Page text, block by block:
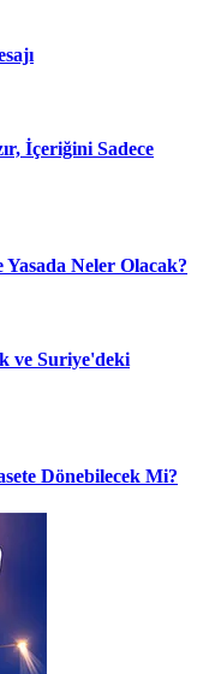
İçeriğini Sadece
Neler Olacak?
ve Suriye'deki
Dönebilecek Mi?